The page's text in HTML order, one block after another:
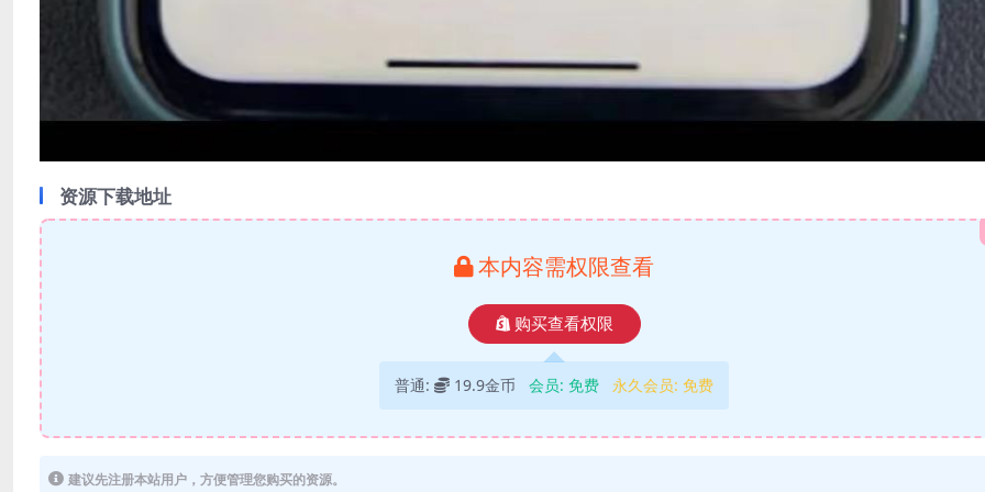
资源下载地址
本内容需权限查看
购买查看权限
普通: 19.9金币 会员: 免费 永久会员: 免费
建议先注册本站用户，方便管理您购买的资源。